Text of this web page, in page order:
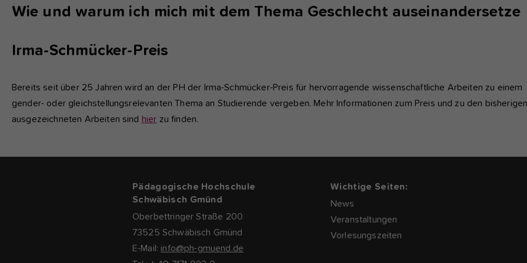
Wie und warum ich mich mit dem Thema Geschlecht auseinandersetze
Irma-Schmücker-Preis
Bereits seit über 25 Jahren wird an der PH der Irma-Schmücker-Preis für hervorragende wissenschaftliche Arbeiten zu einem
gender- oder gleichstellungsrelevanten Thema an Studierende vergeben. Mehr Informationen zum Preis und zu den
ausgezeichneten Arbeiten sind hier zu finden.
Pädagogische Hochschule
Schwäbisch Gmünd
Oberbettringer Straße 200
73525 Schwäbisch Gmünd
E-Mail: info@ph-gmuend.de
Wichtige Seiten:
News
Veranstaltungen
Vorlesungszeiten